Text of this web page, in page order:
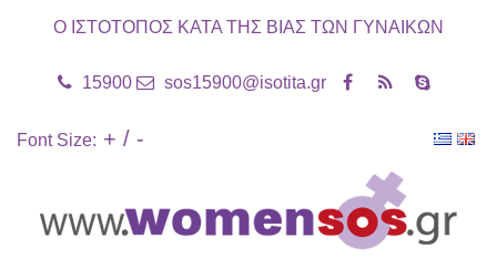
Ο ΙΣΤΟΤΟΠΟΣ ΚΑΤΑ ΤΗΣ ΒΙΑΣ ΤΩΝ ΓΥΝΑΙΚΩΝ
15900 sos15900@isotita.gr
Font Size: + / -